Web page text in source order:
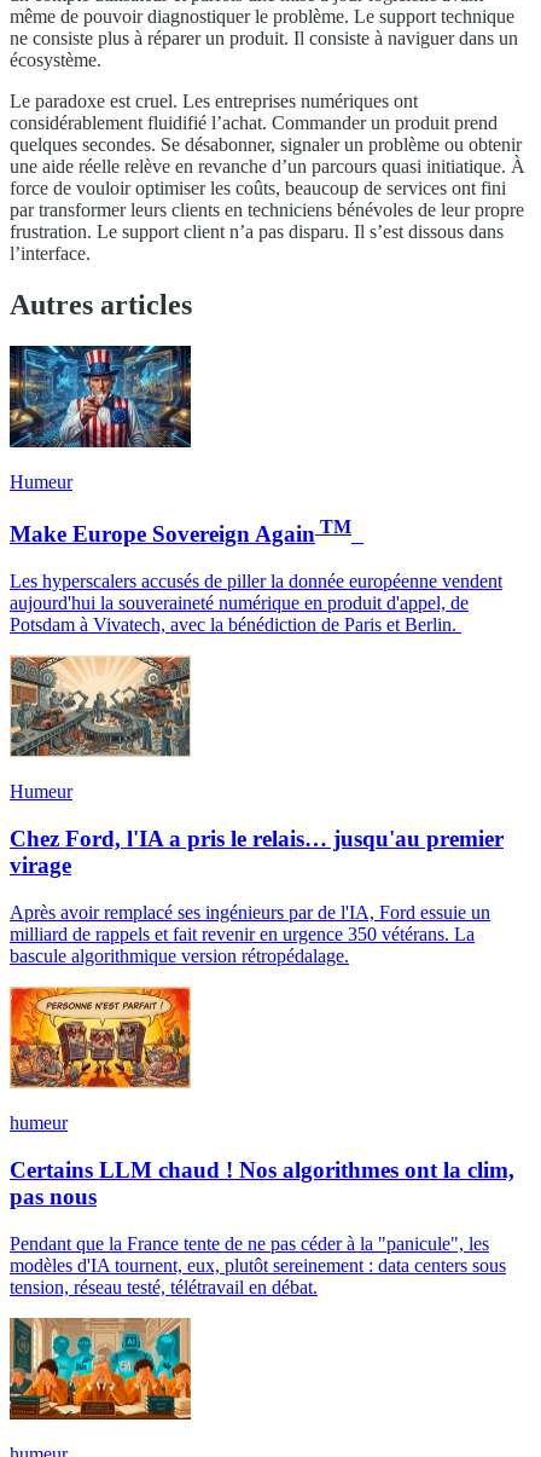
même de pouvoir diagnostiquer le problème. Le support technique
ne consiste plus à réparer un produit. Il consiste à naviguer dans un
écosystème.
Le paradoxe est cruel. Les entreprises numériques ont
considérablement fluidifié l’achat. Commander un produit prend
quelques secondes. Se désabonner, signaler un problème ou obtenir
une aide réelle relève en revanche d’un parcours quasi initiatique. À
force de vouloir optimiser les coûts, beaucoup de services ont fini
par transformer leurs clients en techniciens bénévoles de leur propre
frustration. Le support client n’a pas disparu. Il s’est dissous dans
l’interface.
Autres articles
Humeur
Make Europe Sovereign Again TM
Les hyperscalers accusés de piller la donnée européenne vendent
aujourd'hui la souveraineté numérique en produit d'appel, de
Potsdam à Vivatech, avec la bénédiction de Paris et Berlin.
Humeur
Chez Ford, l'IA a pris le relais… jusqu'au premier
virage
Après avoir remplacé ses ingénieurs par de l'IA, Ford essuie un
milliard de rappels et fait revenir en urgence 350 vétérans. La
bascule algorithmique version rétropédalage.
humeur
Certains LLM chaud ! Nos algorithmes ont la clim,
pas nous
Pendant que la France tente de ne pas céder à la "panicule", les
modèles d'IA tournent, eux, plutôt sereinement : data centers sous
tension, réseau testé, télétravail en débat.